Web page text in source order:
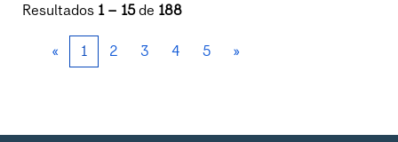
Resultados 1 – 15de 188
« 1 2 3 4 5 »